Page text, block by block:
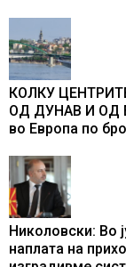
промени текот
КОЛКУ
ОД ДУНАВ И ОД
во Европа по
Николовски: Во
наплата на